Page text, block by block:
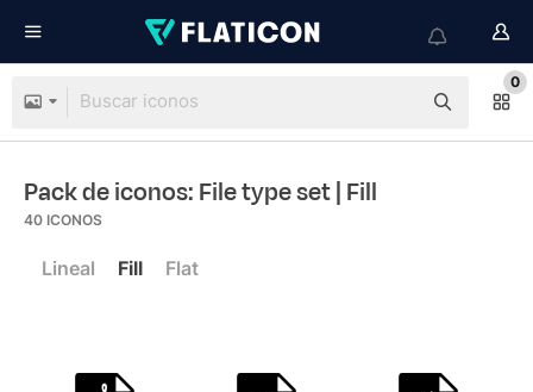
0
Pack de iconos: File type set| Fill
40 ICONOS
Lineal Fill Flat